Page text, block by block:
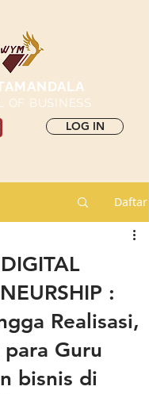
OF BUSINESS
LOG IN
Daftar
:
Realisasi,
Guru
bisnis di